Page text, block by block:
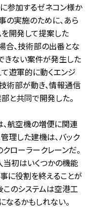
参加するゼネコン様か
の実施のために、あら
開発して提案した
合、技術部の出番とな
きない案件が発生した
遊軍的に動くエンジ
術部が動き、情報通信
と共同で開発した。
航空機の増便に関連
理した建機は、バック
ローラークレーンだ。
当初はいくつかの機能
に役割を終えることが
このシステムは空港工
るかもしれない。